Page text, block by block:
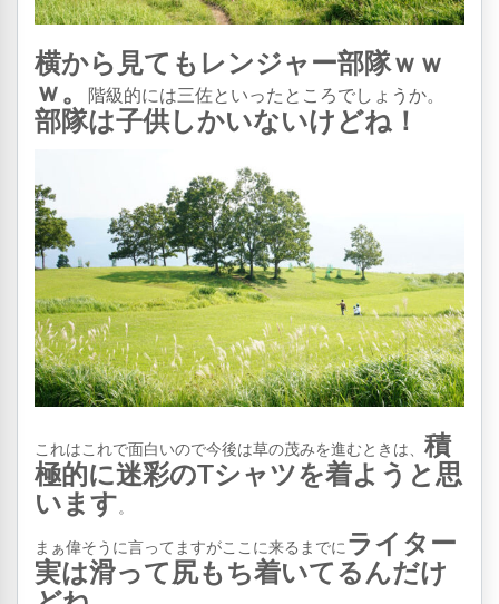
横から見てもレンジャー部隊ｗｗ
ｗ。
階級的には三佐といったところでしょうか。
部隊は子供しかいないけどね！
これはこれで面白いので今後は草の茂みを進むときは、 積
極的に迷彩のTシャツを着ようと思
います。
まぁ偉そうに言ってますがここに来るまでにライター
実は滑って尻もち着いてるんだけ